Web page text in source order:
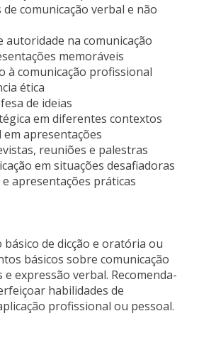
de comunicação verbal e não
autoridade na comunicação
memoráveis
à comunicação profissional
ética
de ideias
em diferentes contextos
apresentações
reuniões e palestras
em situações desafiadoras
apresentações práticas
de dicção e oratória ou
básicos sobre comunicação
expressão verbal. Recomenda-
habilidades de
profissional ou pessoal.